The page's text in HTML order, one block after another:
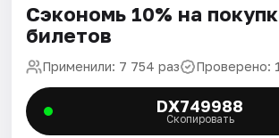
Сэкономь 10% на
билетов
Применили: 7 754 раз Проверено:
DX749988
Скопировать